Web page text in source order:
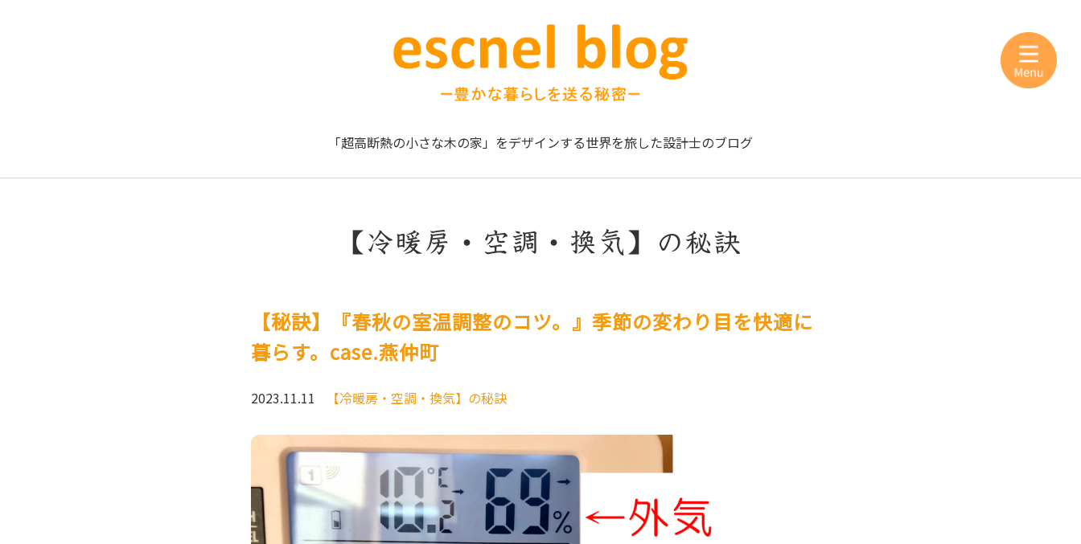
「超高断熱の小さな木の家」をデザインする世界を旅した設計士のブログ
【冷暖房・空調・換気】の秘訣
【秘訣】『春秋の室温調整のコツ。』季節の変わり目を快適に
暮らす。case.燕仲町
2023.11.11 【冷暖房・空調・換気】の秘訣